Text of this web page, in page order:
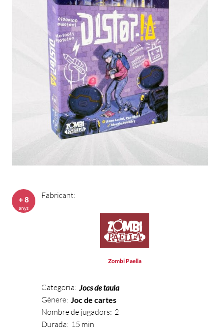
Fabricant:
Zombi Paella
Categoria: Jocs de taula
Gènere: Joc de cartes
Nombre de jugadors: 2
Durada: 15 min
+ 8
anys